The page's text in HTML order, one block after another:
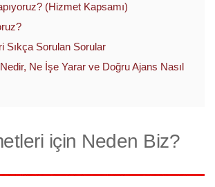
(Hizmet Kapsamı)
Sıkça Sorulan Sorular
Ne İşe Yarar ve Doğru Ajans Nasıl
için Neden Biz?